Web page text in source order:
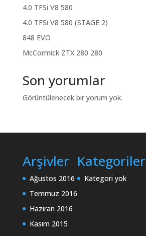
4.0 TFSi V8 580
4.0 TFSi V8 580 (STAGE 2)
848 EVO
McCormick ZTX 280 280
Son yorumlar
Görüntülenecek bir yorum yok.
Arşivler
Ağustos 2016
Temmuz 2016
Haziran 2016
Kasım 2015
Kategoriler
Kategori yok